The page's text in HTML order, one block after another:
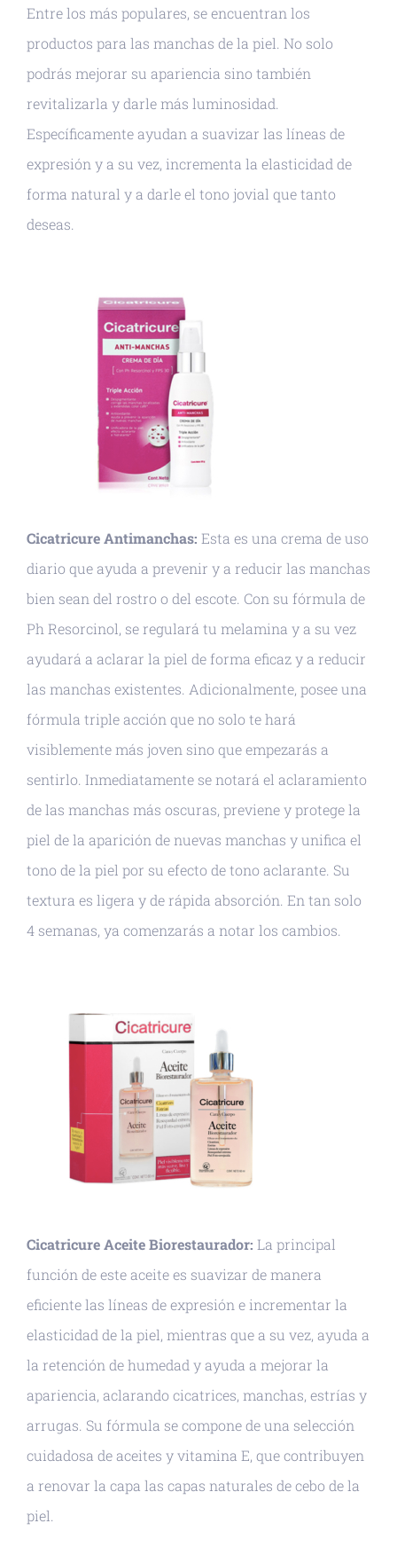
Entre los más populares, se encuentran los
productos para las manchas de la piel. No solo
podrás mejorar su apariencia sino también
revitalizarla y darle más luminosidad.
Específicamente ayudan a suavizar las líneas de
expresión y a su vez, incrementa la elasticidad de
forma natural y a darle el tono jovial que tanto
deseas.
Cicatricure Antimanchas: Esta es una crema de uso
diario que ayuda a prevenir y a reducir las manchas
bien sean del rostro o del escote. Con su fórmula de
Ph Resorcinol, se regulará tu melamina y a su vez
ayudará a aclarar la piel de forma eficaz y a reducir
las manchas existentes. Adicionalmente, posee una
fórmula triple acción que no solo te hará
visiblemente más joven sino que empezarás a
sentirlo. Inmediatamente se notará el aclaramiento
de las manchas más oscuras, previene y protege la
piel de la aparición de nuevas manchas y unifica el
tono de la piel por su efecto de tono aclarante. Su
textura es ligera y de rápida absorción. En tan solo
4 semanas, ya comenzarás a notar los cambios.
Cicatricure Aceite Biorestaurador: La principal
función de este aceite es suavizar de manera
eficiente las líneas de expresión e incrementar la
elasticidad de la piel, mientras que a su vez, ayuda a
la retención de humedad y ayuda a mejorar la
apariencia, aclarando cicatrices, manchas, estrías y
arrugas. Su fórmula se compone de una selección
cuidadosa de aceites y vitamina E, que contribuyen
a renovar la capa las capas naturales de cebo de la
piel.